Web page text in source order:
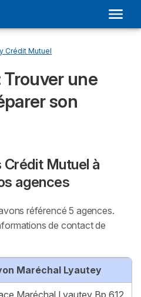
: Son Adresse Dans Votre Ville et Avis
- Crédit Mutuel
Crédit Mutuel
une
son
Mutuel à
agences
référencé 5 agences.
de contact de
Maréchal Lyautey
Maréchal Lyautey Bp 612,